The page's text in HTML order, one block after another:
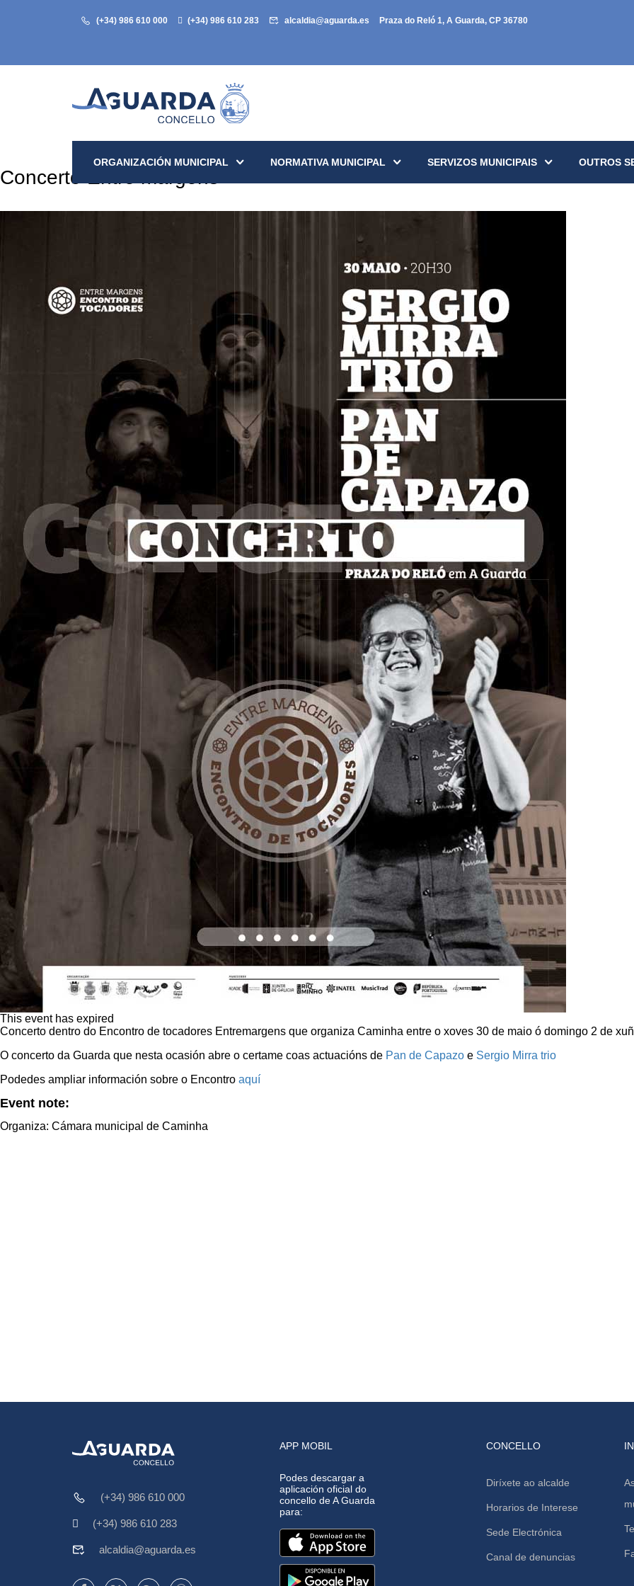
(+34) 986 610 000 (+34) 986 610 283 alcaldia@aguarda.es Praza do Reló 1, A Guarda, CP 36780
ORGANIZACIÓN MUNICIPAL NORMATIVA MUNICIPAL SERVIZOS MUNICIPAIS OUTROS
Concerto Entre margens
This event has expired
Concerto dentro do Encontro de tocadores Entremargens que organiza Caminha entre o xoves 30 de maio ó domingo 2 de
O concerto da Guarda que nesta ocasión abre o certame coas actuacións de Pan de Capazo e Sergio Mirra trio
Podedes ampliar información sobre o Encontro aquí
Event note:
Organiza: Cámara municipal de Caminha
(+34) 986 610 000
(+34) 986 610 283
alcaldia@aguarda.es
APP MOBIL
Podes descargar a
aplicación oficial do
concello de A Guarda
para:
CONCELLO
Diríxete ao alcalde
Horarios de Interese
Sede Electrónica
Canal de denuncias